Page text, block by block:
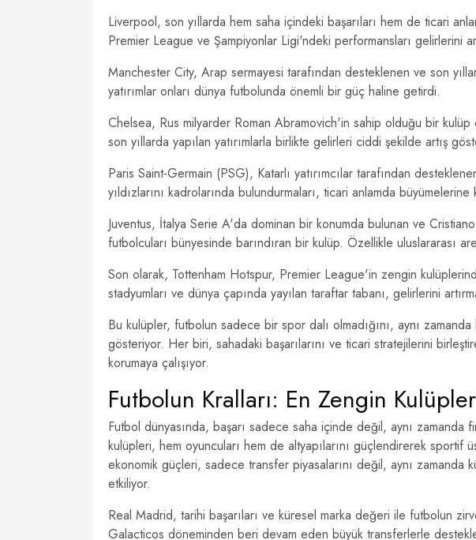
Liverpool, son yıllarda hem saha içindeki başarıları hem de ticari
Premier League ve Şampiyonlar Ligi'ndeki performansları gelirlerini
Manchester City, Arap sermayesi tarafından desteklenen ve son
yatırımlar onları dünya futbolunda önemli bir güç haline getirdi.
Chelsea, Rus milyarder Roman Abramovich'in sahip olduğu bir
son yıllarda yapılan yatırımlarla birlikte gelirleri ciddi şekilde artış
Paris Saint-Germain (PSG), Katarlı yatırımcılar tarafından
yıldızlarını kadrolarında bulundurmaları, ticari anlamda büyümelerine
Juventus, İtalya Serie A'da dominan bir konumda bulunan ve
futbolcuları bünyesinde barındıran bir kulüp. Özellikle uluslararası
Son olarak, Tottenham Hotspur, Premier League'in zengin
stadyumları ve dünya çapında yayılan taraftar tabanı, gelirlerini
Bu kulüpler, futbolun sadece bir spor dalı olmadığını, aynı
gösteriyor. Her biri, sahadaki başarılarını ve ticari stratejilerini
korumaya çalışıyor.
Futbolun Kralları: En Zengin
Futbol dünyasında, başarı sadece saha içinde değil, aynı
kulüpleri, hem oyuncuları hem de altyapılarını güçlendirerek sportif
ekonomik güçleri, sadece transfer piyasalarını değil, aynı
etkiliyor.
Real Madrid, tarihi başarıları ve küresel marka değeri ile futbolun
Galacticos döneminden beri devam eden büyük transferlerle